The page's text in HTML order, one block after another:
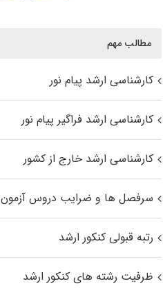
مطالب مهم
کارشناسی ارشد پیام نور
کارشناسی ارشد فراگیر پیام نور
کارشناسی ارشد خارج از کشور
سرفصل ها و ضرایب دروس آزمون
رتبه قبولی کنکور ارشد
ظرفیت رشته های کنکور ارشد